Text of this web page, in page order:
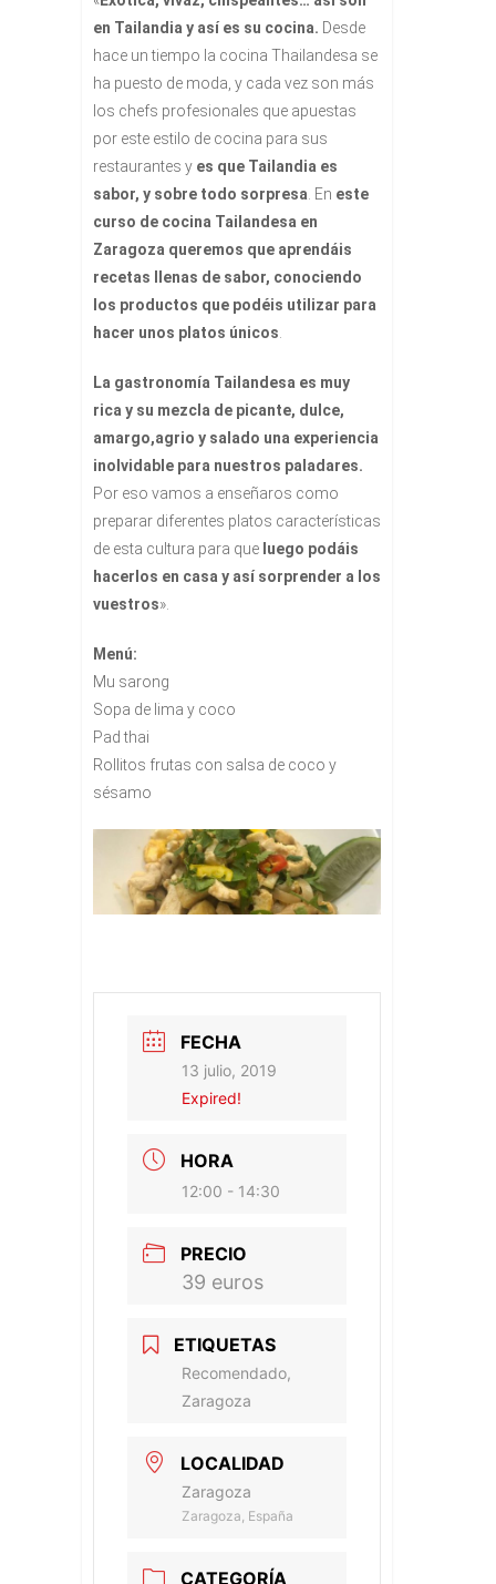
en Tailandia y así es su cocina. Desde
hace un tiempo la cocina Thailandesa se
ha puesto de moda, y cada vez son más
los chefs profesionales que apuestas
por este estilo de cocina para sus
restaurantes y es que Tailandia es
sabor, y sobre todo sorpresa . En este
curso de cocina Tailandesa en
Zaragoza queremos que aprendáis
recetas llenas de sabor, conociendo
los productos que podéis utilizar para
hacer unos platos únicos
La gastronomía Tailandesa es muy
rica y su mezcla de picante, dulce,
amargo,agrio y salado una experiencia
inolvidable para nuestros paladares.
Por eso vamos a enseñaros como
preparar diferentes platos características
de esta cultura para que luego podáis
hacerlos en casa y así sorprender a los
vuestros».
Menú:
Mu sarong
Sopa de lima y coco
Pad thai
Rollitos frutas con salsa de coco y
sésamo
FECHA
13 julio, 2019
Expired!
HORA
12:00 - 14:30
PRECIO
39 euros
ETIQUETAS
Recomendado,
Zaragoza
LOCALIDAD
Zaragoza
Zaragoza, España
CATEGORÍA